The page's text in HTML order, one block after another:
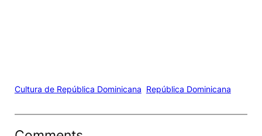
Cultura de República Dominicana República Dominicana